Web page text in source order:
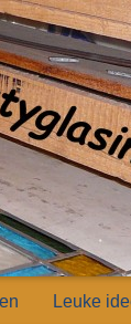
Leuke